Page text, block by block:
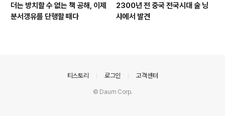
더는 방치할 수 없는 책 공해, 이제
분서갱유를 단행할 때다
2300년 전 중국 전국시대 술 닝
샤에서 발견
티스토리 로그인 고객센터
© Daum Corp.